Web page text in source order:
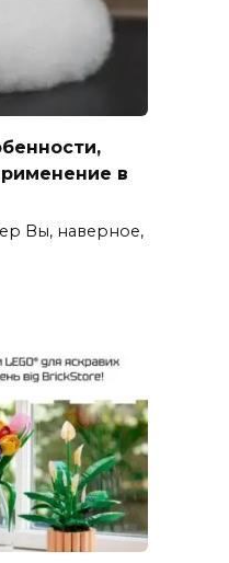
в
Вы, наверное,